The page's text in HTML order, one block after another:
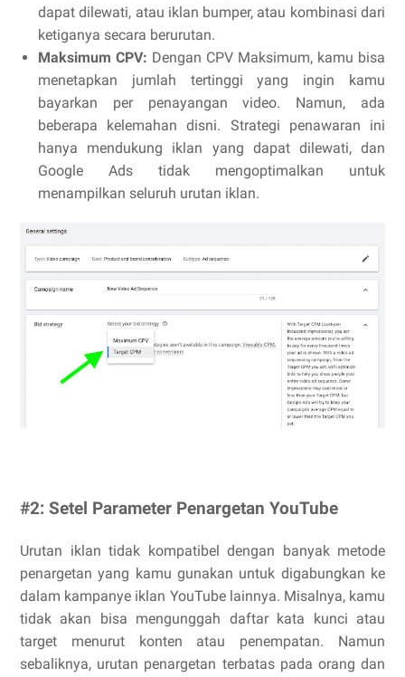
dapat dilewati, atau iklan bumper, atau kombinasi dari
ketiganya secara berurutan.
Maksimum CPV: Dengan CPV Maksimum, kamu bisa
menetapkan jumlah tertinggi yang ingin kamu
bayarkan per penayangan video. Namun, ada
beberapa kelemahan disni. Strategi penawaran ini
hanya mendukung iklan yang dapat dilewati, dan
Google Ads tidak mengoptimalkan untuk
menampilkan seluruh urutan iklan.
#2: Setel Parameter Penargetan YouTube
Urutan iklan tidak kompatibel dengan banyak metode
penargetan yang kamu gunakan untuk digabungkan ke
dalam kampanye iklan YouTube lainnya. Misalnya, kamu
tidak akan bisa mengunggah daftar kata kunci atau
target menurut konten atau penempatan. Namun
sebaliknya, urutan penargetan terbatas pada orang dan